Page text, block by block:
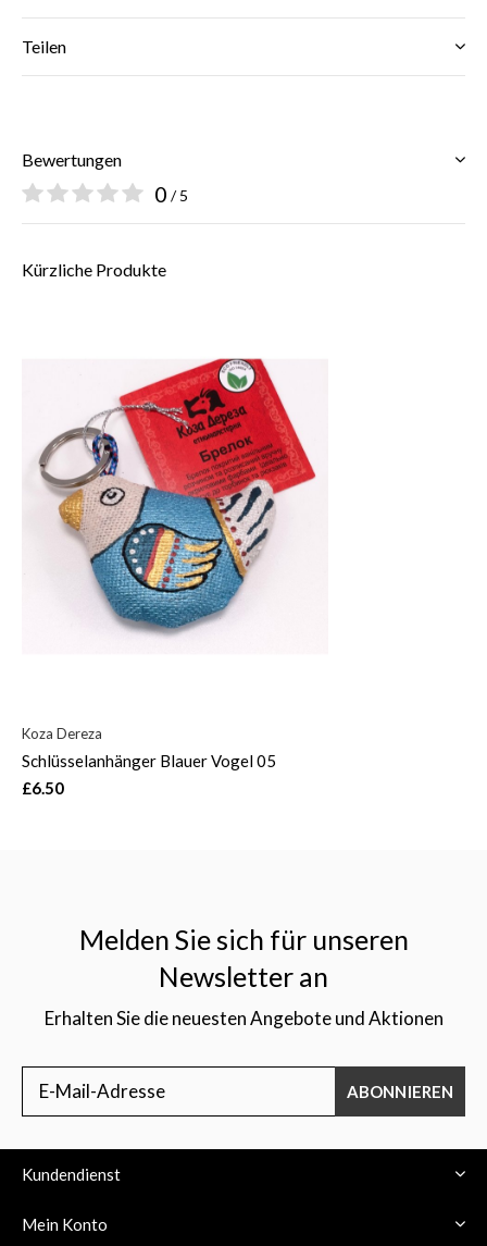
Teilen
Bewertungen
0 / 5
Kürzliche Produkte
Koza Dereza
Schlüsselanhänger Blauer Vogel 05
£6.50
Melden Sie sich für unseren
Newsletter an
Erhalten Sie die neuesten Angebote und Aktionen
ABONNIEREN
Kundendienst
Mein Konto